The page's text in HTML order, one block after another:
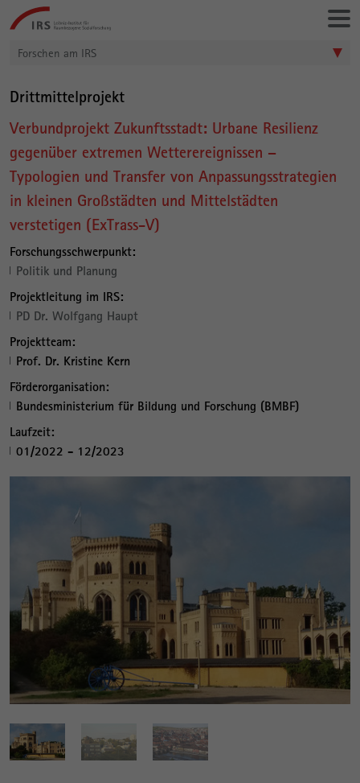
Gehe
direkt
Leibniz-
Institut
Forschen am IRS
Drittmittelprojekt
Verbundprojekt Zukunftsstadt: Urbane Resilienz
gegenüber extremen Wetterereignissen –
Typologien und Transfer von Anpassungsstrategien
in kleinen Großstädten und Mittelstädten
verstetigen (ExTrass-V)
Forschungsschwerpunkt:
Politik und Planung
Projektleitung im IRS:
PD Dr. Wolfgang Haupt
Projektteam:
Prof. Dr. Kristine Kern
Förderorganisation:
Bundesministerium für Bildung und Forschung (BMBF)
Laufzeit:
01/2022 - 12/2023